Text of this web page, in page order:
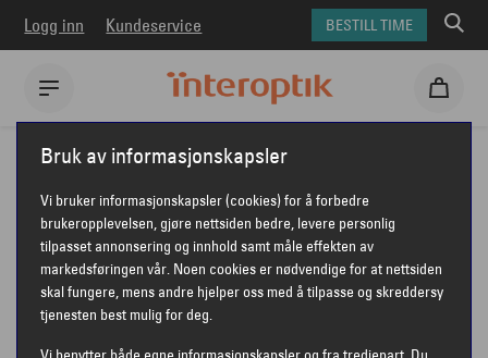
Logg inn Kundeservice BESTILL TIME
Interoptik
INTEROPTIK ASKER
Bruk av informasjonskapsler
Vi bruker informasjonskapsler (cookies) for å forbedre
brukeropplevelsen, gjøre nettsiden bedre, levere personlig
tilpasset annonsering og innhold samt måle effekten av
markedsføringen vår. Noen cookies er nødvendige for at nettsiden
skal fungere, mens andre hjelper oss med å tilpasse og skreddersy
tjenesten best mulig for deg.